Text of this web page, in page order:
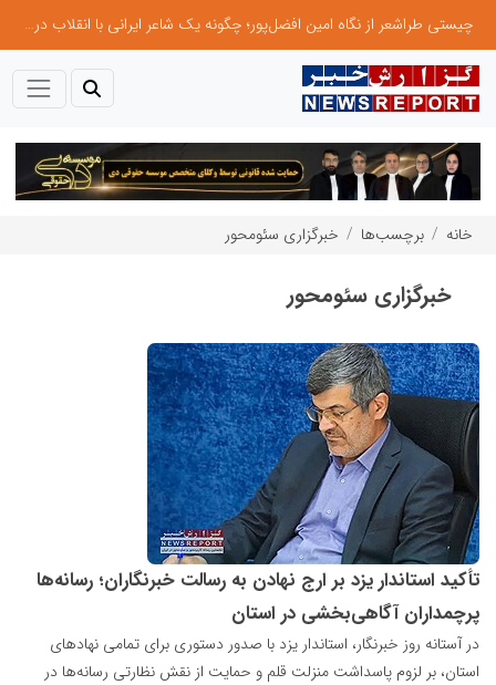
چیستی طراشعر از نگاه امین افضل‌پور؛ چگونه یک شاعر ایرانی با انقلاب در جایگاه حرف، شعر را از متن خطی به میدان ادراک بصری تبدیل کرد؟
خانه برچسب‌ها خبرگزاری سئومحور
خبرگزاری سئومحور
تأکید استاندار یزد بر ارج نهادن به رسالت خبرنگاران؛ رسانه‌ها
پرچمداران آگاهی‌بخشی در استان
در آستانه روز خبرنگار، استاندار یزد با صدور دستوری برای تمامی نهادهای
استان، بر لزوم پاسداشت منزلت قلم و حمایت از نقش نظارتی رسانه‌ها در